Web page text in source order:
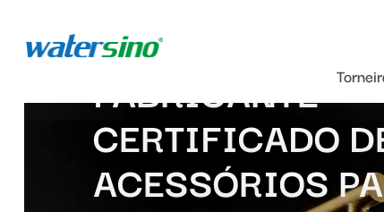
FABRICANTE
CERTIFICADO
ACESSÓRIOS